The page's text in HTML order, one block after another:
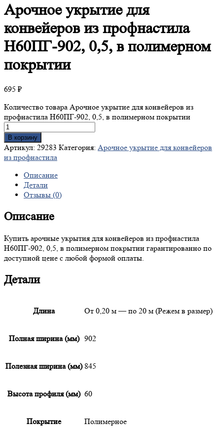
Арочноеукрытие для
конвейеров из профнастила
Н60ПГ-902, 0,5, в полимерном
покрытии
695 ₽
Количество товара Арочное укрытие для конвейеров из
профнастила Н60ПГ-902, 0,5, в полимерном покрытии
В корзину
Артикул: 29283 Категория: Арочное укрытие для конвейеров
из профнастила
Описание
Детали
Отзывы (0)
Описание
Купить арочные укрытия для конвейеров из профнастила
Н60ПГ-902, 0,5, в полимерном покрытии гарантированно по
доступной цене с любой формой оплаты.
Детали
Длина От 0,20 м — по 20 м (Режем в размер)
Полная ширина (мм) 902
Полезная ширина (мм) 845
Высота профиля (мм) 60
Покрытие Полимерное